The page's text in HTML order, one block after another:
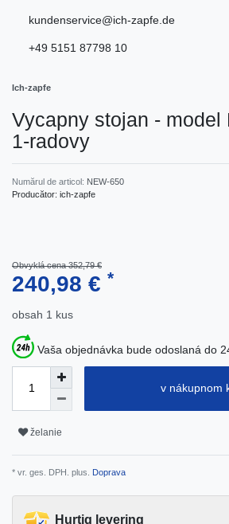
kundenservice@ich-zapfe.de
+49 5151 87798 10
Ich-zapfe
Vycapny stojan - model
1-radovy
Numărul de articol: NEW-650
Producător: ich-zapfe
Obvyklá cena 352,79 €
240,98 € *
obsah 1 kus
Vaša objednávka bude odoslaná do
v nákupnom
želanie
* vr. ges. DPH. plus. Doprava
Hurtig levering